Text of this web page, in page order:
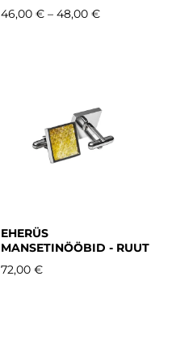
46,00 € – 48,00 €
EHERÜS
MANSETINÖÖBID - RUUT
72,00 €